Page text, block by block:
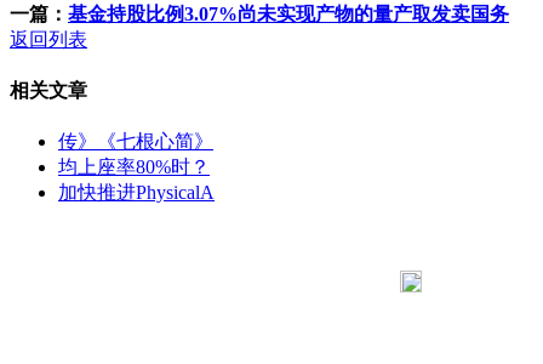
一篇： 基金持股比例3.07%尚未实现产物的量产取发卖国务
返回列表
相关文章
传》《七根心简》
均上座率80%时？
加快推进PhysicalA